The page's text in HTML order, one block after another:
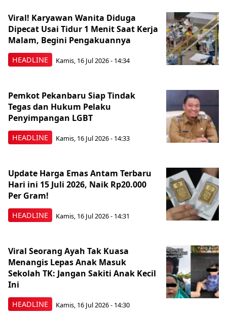
HEADLINE
Viral! Karyawan Wanita Diduga
Dipecat Usai Tidur 1 Menit Saat Kerja
Malam, Begini Pengakuannya
Kamis, 16 Jul 2026 - 14:34
HEADLINE
Pemkot Pekanbaru Siap Tindak
Tegas dan Hukum Pelaku
Penyimpangan LGBT
Kamis, 16 Jul 2026 - 14:33
HEADLINE
Update Harga Emas Antam Terbaru
Hari ini 15 Juli 2026, Naik Rp20.000
Per Gram!
Kamis, 16 Jul 2026 - 14:31
HEADLINE
Viral Seorang Ayah Tak Kuasa
Menangis Lepas Anak Masuk
Sekolah TK: Jangan Sakiti Anak Kecil
Ini
Kamis, 16 Jul 2026 - 14:30